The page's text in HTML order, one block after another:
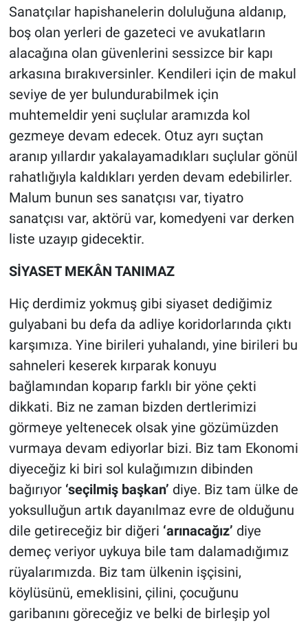
Sanatçılar hapishanelerin doluluğuna aldanıp,
boş olan yerleri de gazeteci ve avukatların
alacağına olan güvenlerini sessizce bir kapı
arkasına bırakıversinler. Kendileri için de makul
seviye de yer bulundurabilmek için
muhtemeldir yeni suçlular aramızda kol
gezmeye devam edecek. Otuz ayrı suçtan
aranıp yıllardır yakalayamadıkları suçlular gönül
rahatlığıyla kaldıkları yerden devam edebilirler.
Malum bunun ses sanatçısı var, tiyatro
sanatçısı var, aktörü var, komedyeni var derken
liste uzayıp gidecektir.
SİYASET MEKÂN TANIMAZ
Hiç derdimiz yokmuş gibi siyaset dediğimiz
gulyabani bu defa da adliye koridorlarında çıktı
karşımıza. Yine birileri yuhalandı, yine birileri bu
sahneleri keserek kırparak konuyu
bağlamından koparıp farklı bir yöne çekti
dikkati. Biz ne zaman bizden dertlerimizi
görmeye yeltenecek olsak yine gözümüzden
vurmaya devam ediyorlar bizi. Biz tam Ekonomi
diyeceğiz ki biri sol kulağımızın dibinden
bağırıyor ‘seçilmiş başkan’ diye. Biz tam ülke de
yoksulluğun artık dayanılmaz evre de olduğunu
dile getireceğiz bir diğeri ‘arınacağız’ diye
demeç veriyor uykuya bile tam dalamadığımız
rüyalarımızda. Biz tam ülkenin işçisini,
köylüsünü, emeklisini, çilini, çocuğunu
garibanını göreceğiz ve belki de birleşip yol